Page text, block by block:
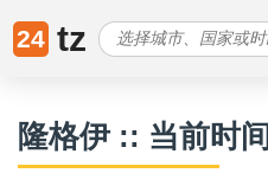
24 tz
隆格伊 :: 当前时间